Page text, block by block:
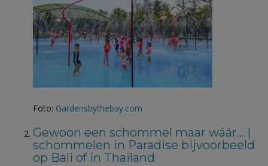
Foto: Gardensbythebay.com
Gewoon een schommel maar wáár… |
schommelen in Paradise bijvoorbeeld
op Bali of in Thailand